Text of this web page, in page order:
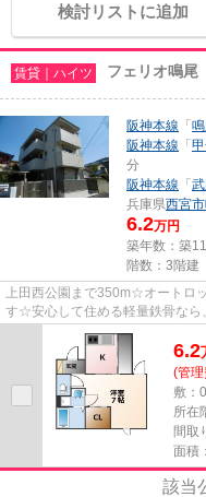
検討リストに追加
賃貸｜ハイツ フェリオ鳴尾
阪神本線 「
阪神本線 「
分
阪神本線 「 武
兵庫県西宮市
6.2万円
築年数：築
階数：3階建
上田西公園まで350m☆オートロ
す☆安心して住める軽量鉄骨な
持ちの良い浴室を実現につながる
6.2
(管
敷：
所在
間取
面積
該当